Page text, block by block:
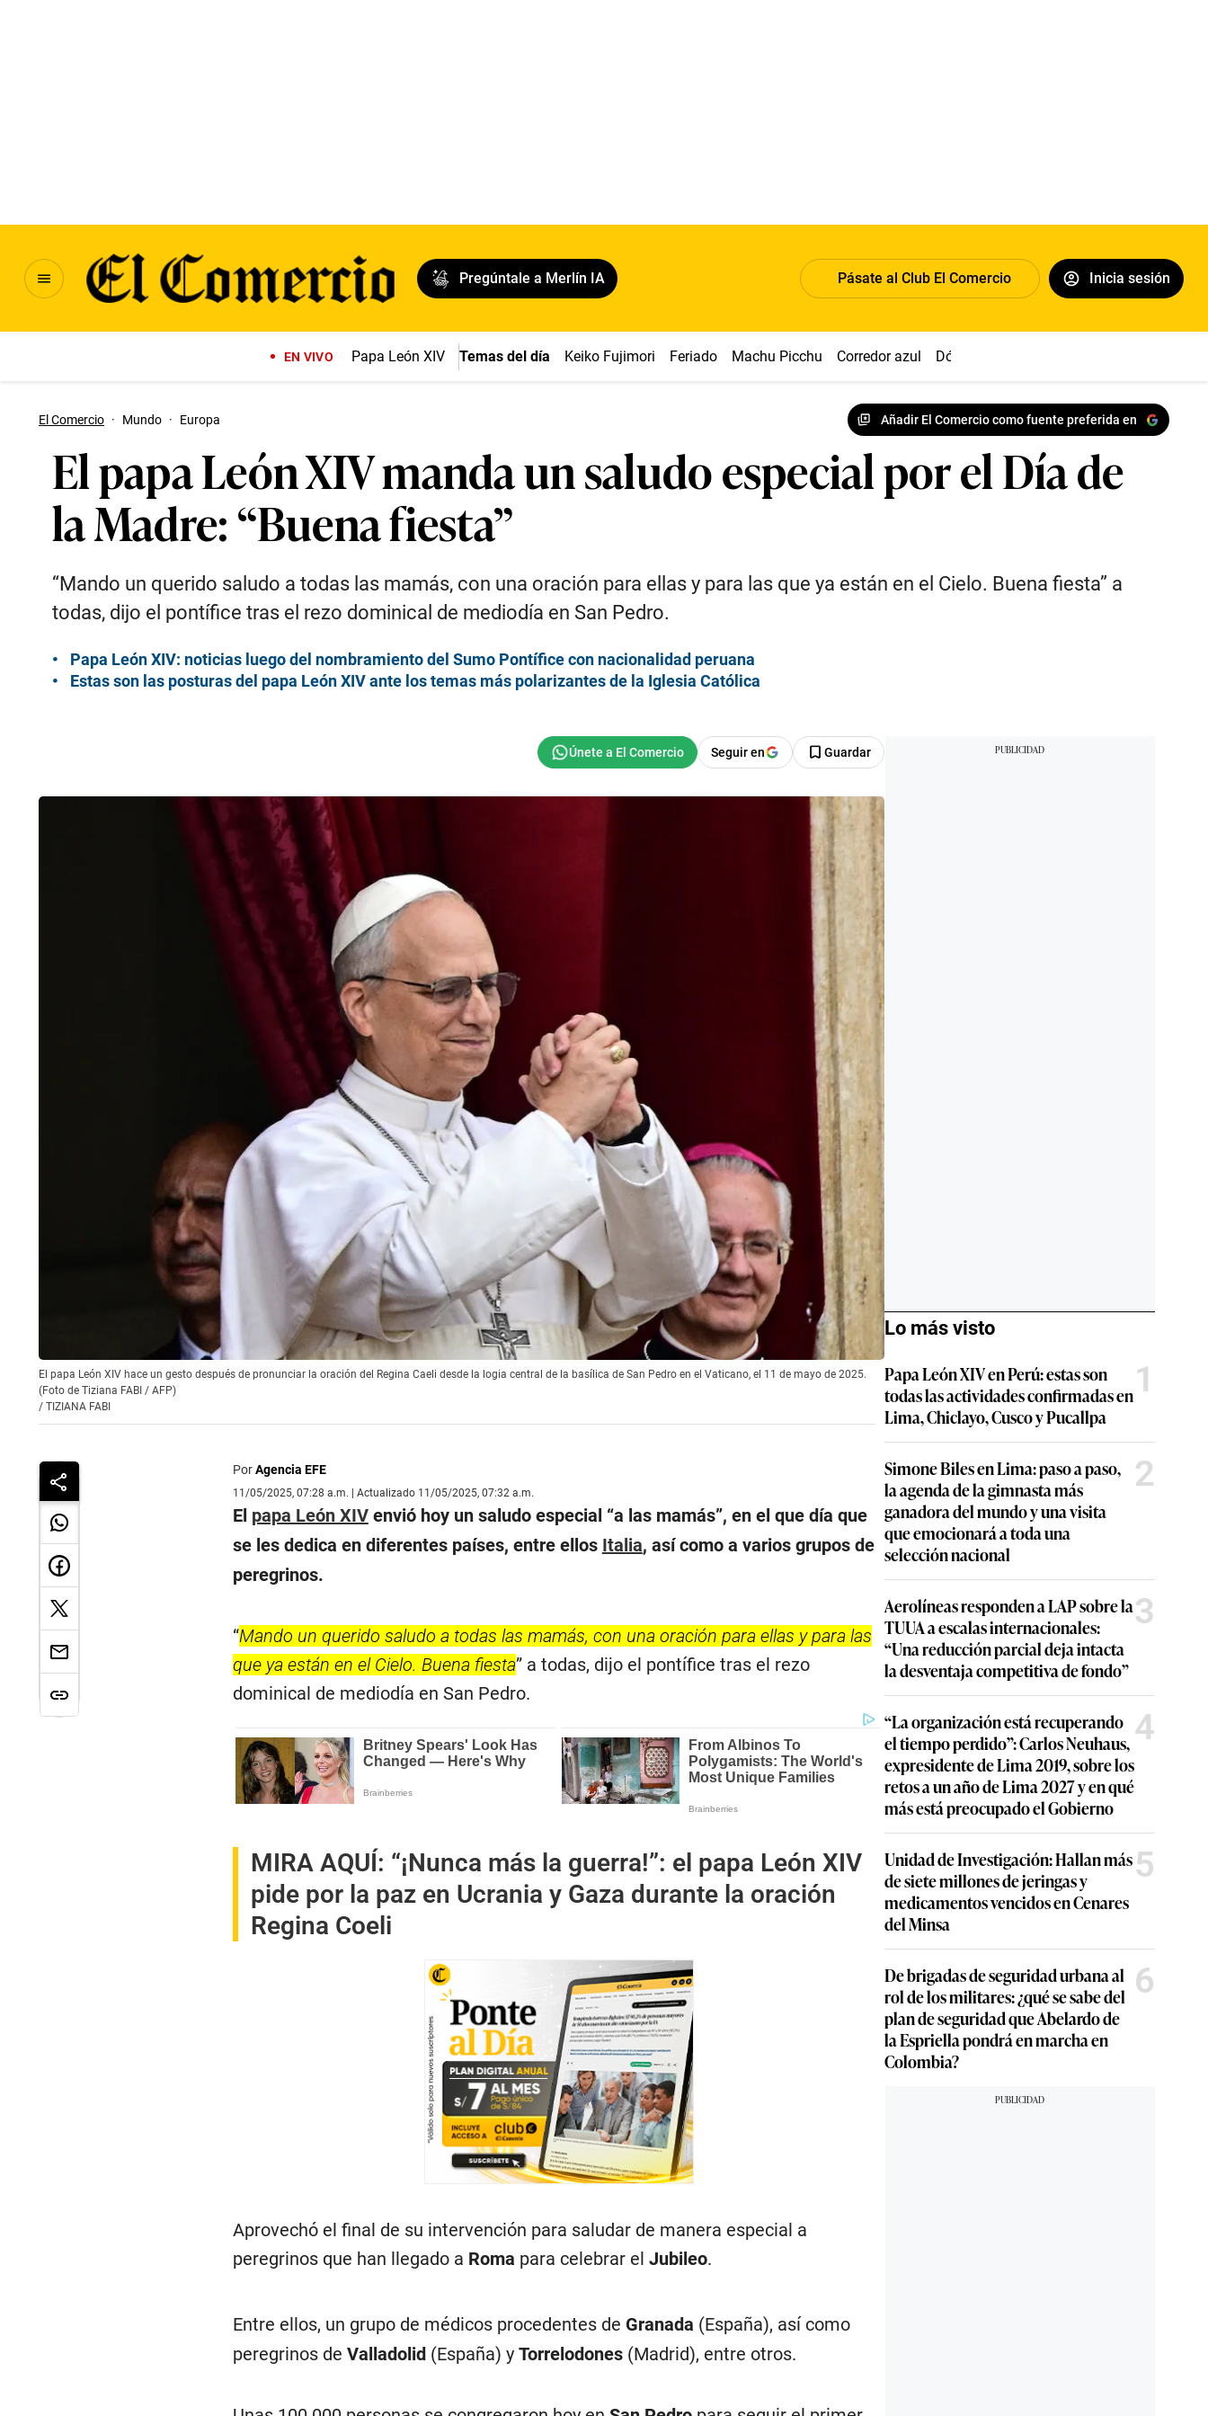
Pregúntale a Merlín IA Pásate al Club El Comercio Inicia sesión
EN VIVO Papa León XIV Temas del día Keiko Fujimori Feriado Machu Picchu Corredor azul Dólar
El Comercio · Mundo · Europa Añadir El Comercio como fuente preferida en
El papa León XIV manda un saludo especial por el Día de
la Madre: “Buena fiesta”
“Mando un querido saludo a todas las mamás, con una oración para ellas y para las que ya están en el Cielo. Buena fiesta” a
todas, dijo el pontífice tras el rezo dominical de mediodía en San Pedro.
Papa León XIV: noticias luego del nombramiento del Sumo Pontífice con nacionalidad peruana
Estas son las posturas del papa León XIV ante los temas más polarizantes de la Iglesia Católica
Seguir en Guardar
El papa León XIV hace un gesto después de pronunciar la oración del Regina Caeli desde la logia central de la basílica de San Pedro en el Vaticano, el 11 de mayo de 2025.
(Foto de Tiziana FABI / AFP)
/ TIZIANA FABI
PorAgencia EFE
11/05/2025, 07:28 a.m. | Actualizado 11/05/2025, 07:32 a.m.
El papa León XIVenvió hoy un saludo especial “a las mamás”, en el que día que
se les dedica en diferentes países, entre ellos Italia, así como a varios grupos de
peregrinos.
“Mando un querido saludo a todas las mamás, con una oración para ellas y para las
que ya están en el Cielo. Buena fiesta” a todas, dijo el pontífice tras el rezo
dominical de mediodía en San Pedro.
MIRA AQUÍ: “¡Nunca más la guerra!”: el papa León XIV
pide por la paz en Ucrania y Gaza durante la oración
Regina Coeli
Aprovechó el final de su intervención para saludar de manera especial a
peregrinos que han llegado a Roma para celebrar el Jubileo.
Entre ellos, un grupo de médicos procedentes de Granada (España), así como
peregrinos de Valladolid(España) y Torrelodones(Madrid), entre otros.
Lo más visto
Papa León XIV en Perú: estas son
todas las actividades confirmadas en
Lima, Chiclayo, Cusco y Pucallpa
1
Simone Biles en Lima: paso a paso,
la agenda de la gimnasta más
ganadora del mundo y una visita
que emocionará a toda una
selección nacional
2
Aerolíneas responden a LAP sobre la
TUUA a escalas internacionales:
“Una reducción parcial deja intacta
la desventaja competitiva de fondo”
3
“La organización está recuperando
el tiempo perdido”: Carlos Neuhaus,
expresidente de Lima 2019, sobre los
retos a un año de Lima 2027 y en qué
más está preocupado el Gobierno
4
Unidad de Investigación: Hallan más
de siete millones de jeringas y
medicamentos vencidos en Cenares
del Minsa
5
De brigadas de seguridad urbana al
rol de los militares: ¿qué se sabe del
plan de seguridad que Abelardo de
la Espriella pondrá en marcha en
Colombia?
6